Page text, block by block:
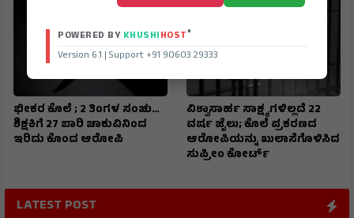
ಭೀಕರ ಕೊಲೆ ; 2 ತಿಂಗಳ ಸಂಚು…
ಶಿಕ್ಷಕಿಗೆ 27 ಬಾರಿ ಚಾಕುವಿನಿಂದ
ಇರಿದು ಕೊಂದ ಆರೋಪಿ
ವಿಶ್ವಾಸಾರ್ಹ ಸಾಕ್ಷ್ಯಗಳಿಲ್ಲದೆ 22
ವರ್ಷ ಜೈಲು; ಕೊಲೆ ಪ್ರಕರಣದ
ಆರೋಪಿಯನ್ನು ಖುಲಾಸೆಗೊಳಿಸಿದ
ಸುಪ್ರೀಂ ಕೋರ್ಟ್
LATEST POST
POWERED BY KHUSHIHOST®
Version 6.1 | Support +91 90603 29333